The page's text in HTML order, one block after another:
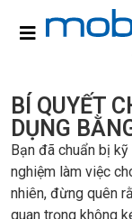
BÍ QUYẾT
DỤNG
Bạn đã chuẩn bị
nghiệm làm việc
nhiên, đừng quên
quan trọng không